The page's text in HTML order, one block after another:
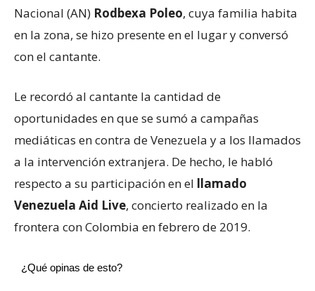
Nacional (AN) Rodbexa Poleo, cuya familia habita
en la zona, se hizo presente en el lugar y conversó
con el cantante.
Le recordó al cantante la cantidad de
oportunidades en que se sumó a campañas
mediáticas en contra de Venezuela y a los llamados
a la intervención extranjera. De hecho, le habló
respecto a su participación en el llamado
Venezuela Aid Live, concierto realizado en la
frontera con Colombia en febrero de 2019.
¿Qué opinas de esto?